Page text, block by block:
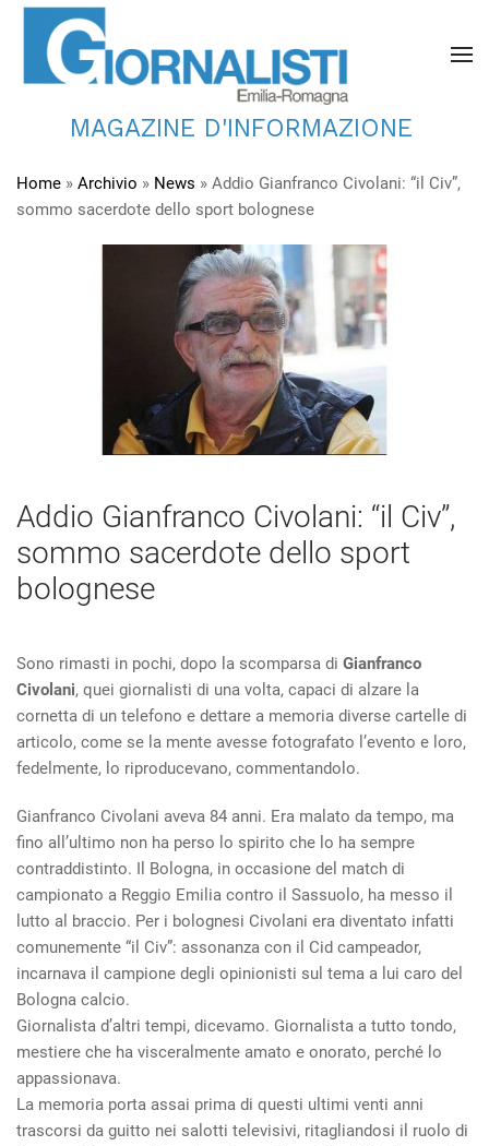
MAGAZINE D'INFORMAZIONE
Home » Archivio » News » Addio Gianfranco Civolani: “il Civ”,
sommo sacerdote dello sport bolognese
Addio Gianfranco Civolani: “il Civ”,
sommo sacerdote dello sport
bolognese
Sono rimasti in pochi, dopo la scomparsa di Gianfranco
Civolani, quei giornalisti di una volta, capaci di alzare la
cornetta di un telefono e dettare a memoria diverse cartelle di
articolo, come se la mente avesse fotografato l’evento e loro,
fedelmente, lo riproducevano, commentandolo.
Gianfranco Civolani aveva 84 anni. Era malato da tempo, ma
fino all’ultimo non ha perso lo spirito che lo ha sempre
contraddistinto. Il Bologna, in occasione del match di
campionato a Reggio Emilia contro il Sassuolo, ha messo il
lutto al braccio. Per i bolognesi Civolani era diventato infatti
comunemente “il Civ”: assonanza con il Cid campeador,
incarnava il campione degli opinionisti sul tema a lui caro del
Bologna calcio.
Giornalista d’altri tempi, dicevamo. Giornalista a tutto tondo,
mestiere che ha visceralmente amato e onorato, perché lo
appassionava.
La memoria porta assai prima di questi ultimi venti anni
trascorsi da guitto nei salotti televisivi, ritagliandosi il ruolo di